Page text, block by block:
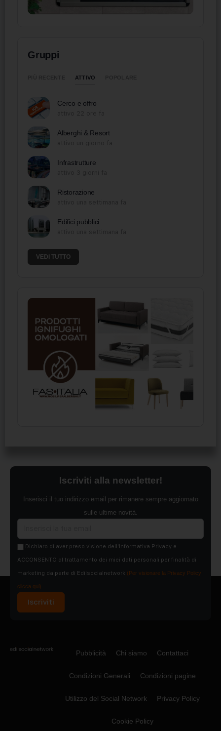
Gruppi
ATTIVO
Cerco e offro
Alberghi & Resort
Infrastrutture
Ristorazione
Edifici pubblici
VEDI TUTTO
Iscriviti alla newsletter!
Inserisci il tuo indirizzo email per rimanere sempre aggiornato
sulle ultime novità.
Dichiaro di aver preso visione dell'Informativa Privacy e
ACCONSENTO al trattamento dei miei dati personali per finalità di
marketing da parte di Edilsocialnetwork (Per visionare la Privacy Policy
clicca qui).
Iscriviti
Pubblicità Chi siamo Contattaci
Condizioni Generali Condizioni pagine
Utilizzo del Social Network Privacy Policy
Cookie Policy